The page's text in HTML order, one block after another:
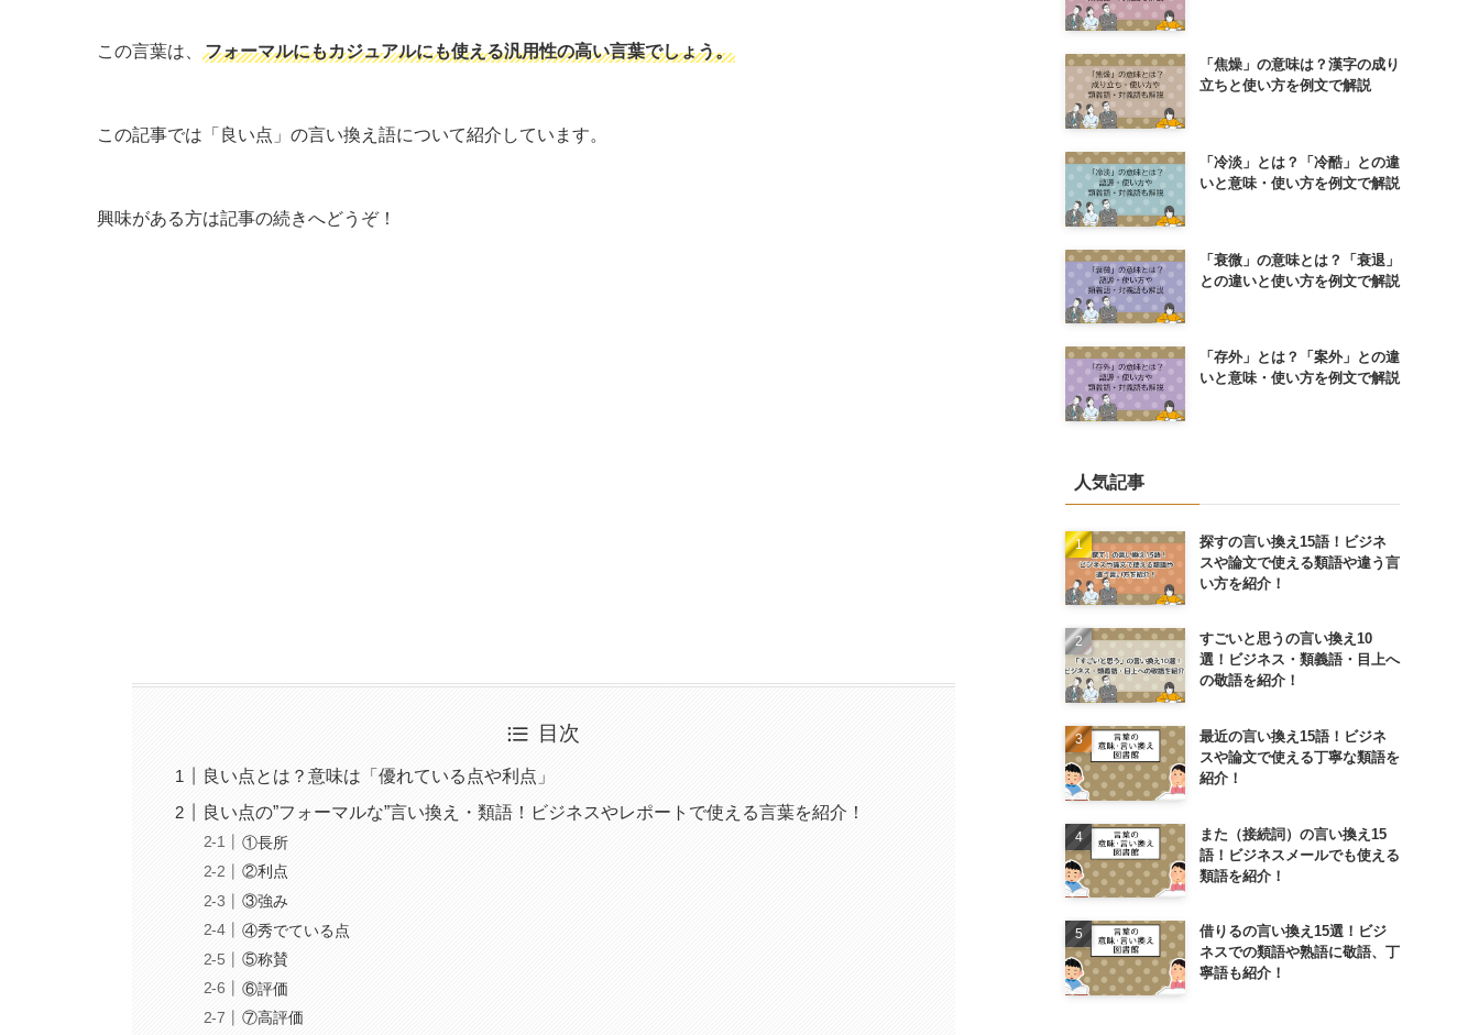
この言葉は、 フォーマルにもカジュアルにも使える汎用性の高い言葉でしょう。
この記事では「良い点」の言い換え語について紹介しています。
興味がある方は記事の続きへどうぞ！
目次
良い点とは？意味は「優れている点や利点」
良い点の”フォーマルな”言い換え・類語！ビジネスやレポートで使える言葉を紹介！
①長所
②利点
③強み
④秀でている点
⑤称賛
⑥評価
⑦高評価
「焦燥」の意味は？漢字の成り
立ちと使い方を例文で解説
「冷淡」とは？「冷酷」との違
いと意味・使い方を例文で解説
「衰微」の意味とは？「衰退」
との違いと使い方を例文で解説
「存外」とは？「案外」との違
いと意味・使い方を例文で解説
人気記事
探すの言い換え15語！ビジネ
スや論文で使える類語や違う言
い方を紹介！
すごいと思うの言い換え10
選！ビジネス・類義語・目上へ
の敬語を紹介！
最近の言い換え15語！ビジネ
スや論文で使える丁寧な類語を
紹介！
また（接続詞）の言い換え15
語！ビジネスメールでも使える
類語を紹介！
借りるの言い換え15選！ビジ
ネスでの類語や熟語に敬語、丁
寧語も紹介！